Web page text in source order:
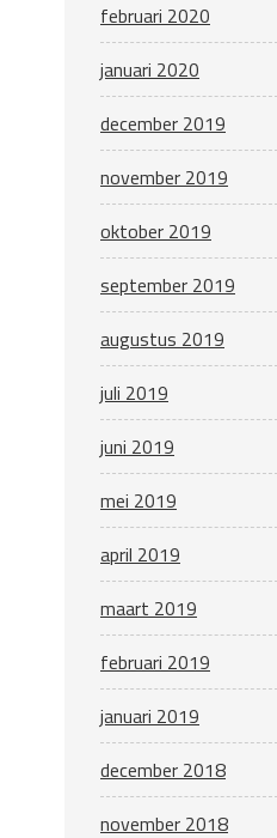
februari 2020
januari 2020
december 2019
november 2019
oktober 2019
september 2019
augustus 2019
juli 2019
juni 2019
mei 2019
april 2019
maart 2019
februari 2019
januari 2019
december 2018
november 2018